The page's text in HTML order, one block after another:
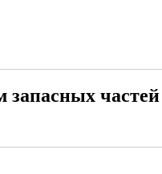
запасных частей